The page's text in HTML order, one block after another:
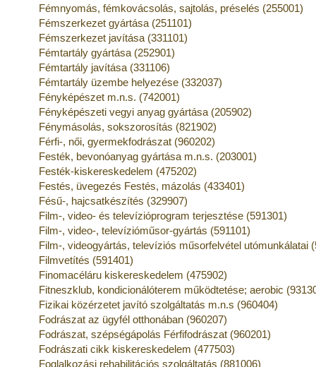
Fémnyomás, fémkovácsolás, sajtolás, préselés (255001)
Fémszerkezet gyártása (251101)
Fémszerkezet javítása (331101)
Fémtartály gyártása (252901)
Fémtartály javítása (331106)
Fémtartály üzembe helyezése (332037)
Fényképészet m.n.s. (742001)
Fényképészeti vegyi anyag gyártása (205902)
Fénymásolás, sokszorosítás (821902)
Férfi-, női, gyermekfodrászat (960202)
Festék, bevonóanyag gyártása m.n.s. (203001)
Festék-kiskereskedelem (475202)
Festés, üvegezés Festés, mázolás (433401)
Fésű-, hajcsatkészítés (329907)
Film-, video- és televízióprogram terjesztése (591301)
Film-, video-, televízióműsor-gyártás (591101)
Film-, videogyártás, televíziós műsorfelvétel utómunkálatai
Filmvetítés (591401)
Finomacéláru kiskereskedelem (475902)
Fitneszklub, kondicionálóterem működtetése; aerobic
Fizikai közérzetet javító szolgáltatás m.n.s (960404)
Fodrászat az ügyfél otthonában (960207)
Fodrászat, szépségápolás Férfifodrászat (960201)
Fodrászati cikk kiskereskedelem (477503)
Foglalkozási rehabilitációs szolgáltatás (881006)